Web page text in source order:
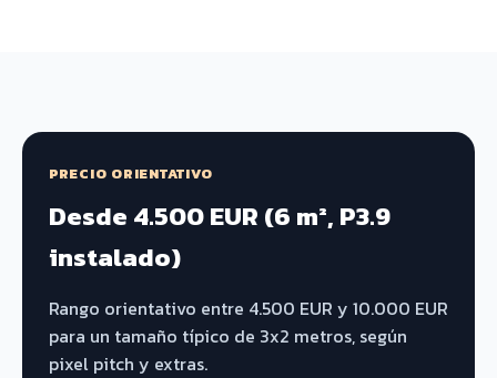
PRECIO ORIENTATIVO
Desde 4.500 EUR (6 m², P3.9
instalado)
Rango orientativo entre 4.500 EUR y 10.000 EUR
para un tamaño típico de 3x2 metros, según
pixel pitch y extras.